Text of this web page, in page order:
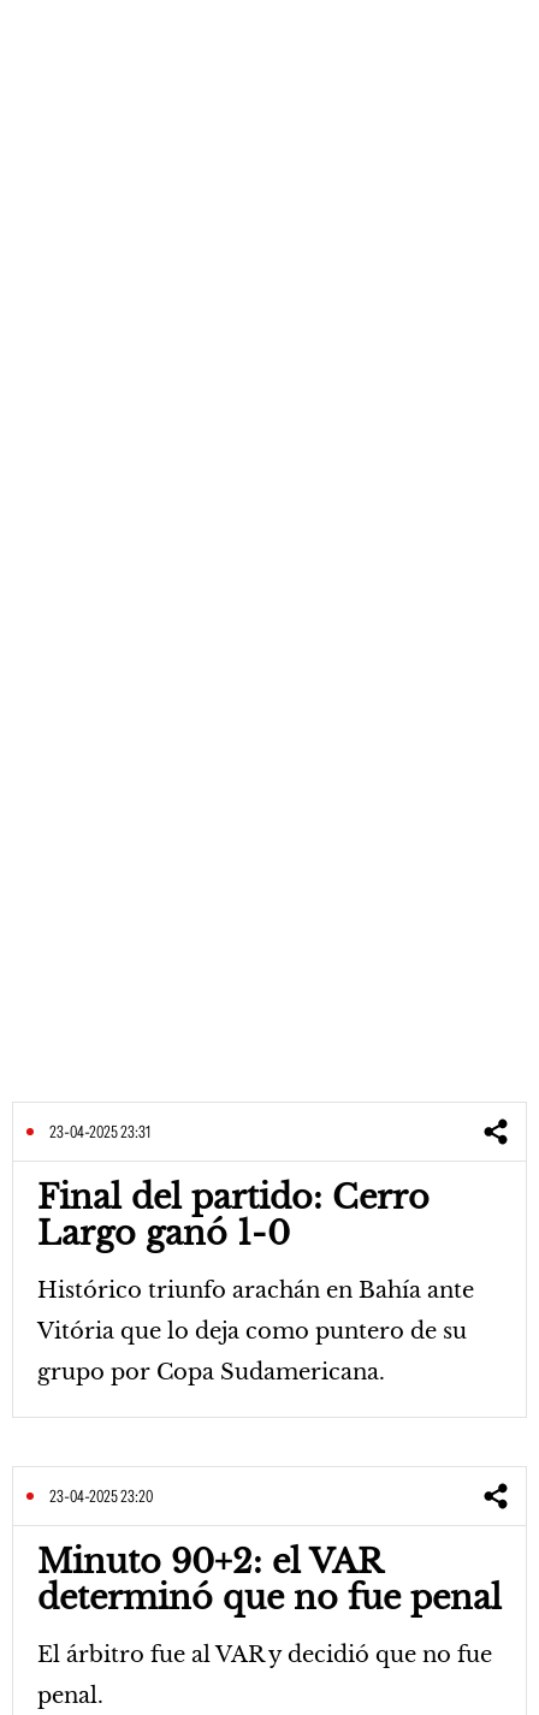
23-04-2025 23:31
Final del partido: Cerro
Largo ganó 1-0
Histórico triunfo arachán en Bahía ante
Vitória que lo deja como puntero de su
grupo por Copa Sudamericana.
23-04-2025 23:20
Minuto 90+2: el VAR
determinó que no fue penal
El árbitro fue al VAR y decidió que no fue
penal.